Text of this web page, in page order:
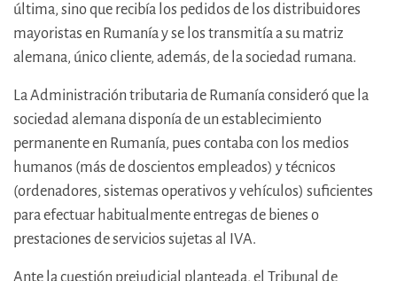
última, sino que recibía los pedidos de los distribuidores
mayoristas en Rumanía y se los transmitía a su matriz
alemana, único cliente, además, de la sociedad rumana.
La Administración tributaria de Rumanía consideró que la
sociedad alemana disponía de un establecimiento
permanente en Rumanía, pues contaba con los medios
humanos (más de doscientos empleados) y técnicos
(ordenadores, sistemas operativos y vehículos) suficientes
para efectuar habitualmente entregas de bienes o
prestaciones de servicios sujetas al IVA.
Ante la cuestión prejudicial planteada, el Tribunal de